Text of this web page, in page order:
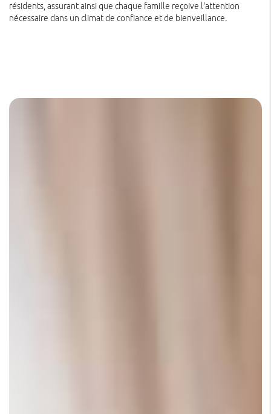
résidents, assurant ainsi que chaque famille reçoive l'attention
nécessaire dans un climat de confiance et de bienveillance.